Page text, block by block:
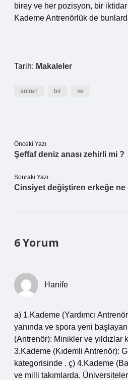
birey ve her pozisyon, bir iktidar
Kademe Antrenörlük de
Tarih: Makaleler
antren bir ve
Önceki Yazı
Şeffaf deniz anası zehirli mi ?
Sonraki Yazı
Cinsiyet değiştiren erkeğe ne
6 Yorum
Hanife
a) 1.Kademe (Yardımcı
yanında ve spora yeni
(Antrenör): Minikler ve yıldızlar
3.Kademe (Kıdemli Antrenör):
kategorisinde . ç) 4.Kademe
ve milli takımlarda.